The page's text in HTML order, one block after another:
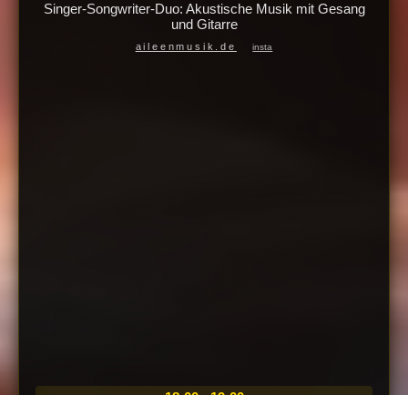
Singer-Songwriter-Duo: Akustische Musik mit Gesang
und Gitarre
aileenmusik.de insta